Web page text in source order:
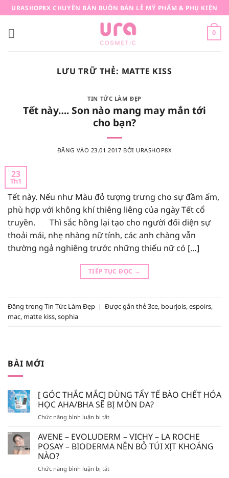
qua
nội
URASHOP8X CHUYÊN BÁN BUÔN BÁN LẺ MỸ PHẨM & PHỤ KIỆN
0
LƯU TRỮ THẺ: MATTE KISS
TIN TỨC LÀM ĐẸP
Tết này…. Son nào mang may mắn tới
cho bạn?
ĐĂNG VÀO 23.01.2017 BỞI URASHOP8X
23
Th1
Tết này. Nếu như Màu đỏ tượng trưng cho sự đầm ấm,
phù hợp với không khí thiêng liêng của ngày Tết cổ
truyền. Thì sắc hồng lại tạo cho người đối diện sự
thoải mái, nhẹ nhàng nữ tính, các anh chàng vẫn
thường ngả nghiêng trước những thiếu nữ có […]
TIẾP TỤC ĐỌC →
Đăng trong Tin Tức Làm Đẹp | Được gắn thẻ3ce, bourjois,espoirs,
mac, matte kiss,sophia
BÀI MỚI
[ GÓC THẮC MẮC] DÙNG TẨY TẾ BÀO CHẾT HÓA
HỌC AHA/BHA SẼ BỊ MÒN DA?
Chức năng bình luận bị tắtở
GÓC
THẮC
MẮC]
TẨY
AVENE – EVOLUDERM – VICHY – LA ROCHE
POSAY – BIODERMA NÊN BỎ TÚI XỊT KHOÁNG
NÀO?
Chức năng bình luận bị tắtở